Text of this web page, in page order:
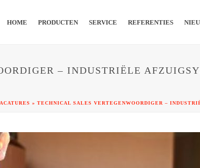
HOME PRODUCTEN SERVICE REFERENTIES
– INDUSTRIËLE
» TECHNICAL SALES VERTEGENWOORDIGER –